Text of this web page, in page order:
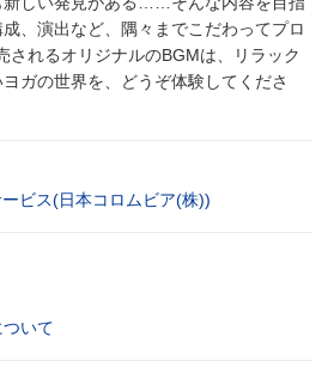
、演出など、隅々までこだわってプロ
されるオリジナルのBGMは、リラック
ガの世界を、どうぞ体験してくださ
ビス(日本コロムビア(株))
いて